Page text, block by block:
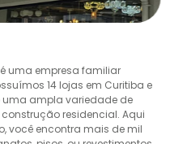
uma empresa familiar
14 lojas em Curitiba e
uma ampla variedade de
residencial. Aqui
você encontra mais de mil